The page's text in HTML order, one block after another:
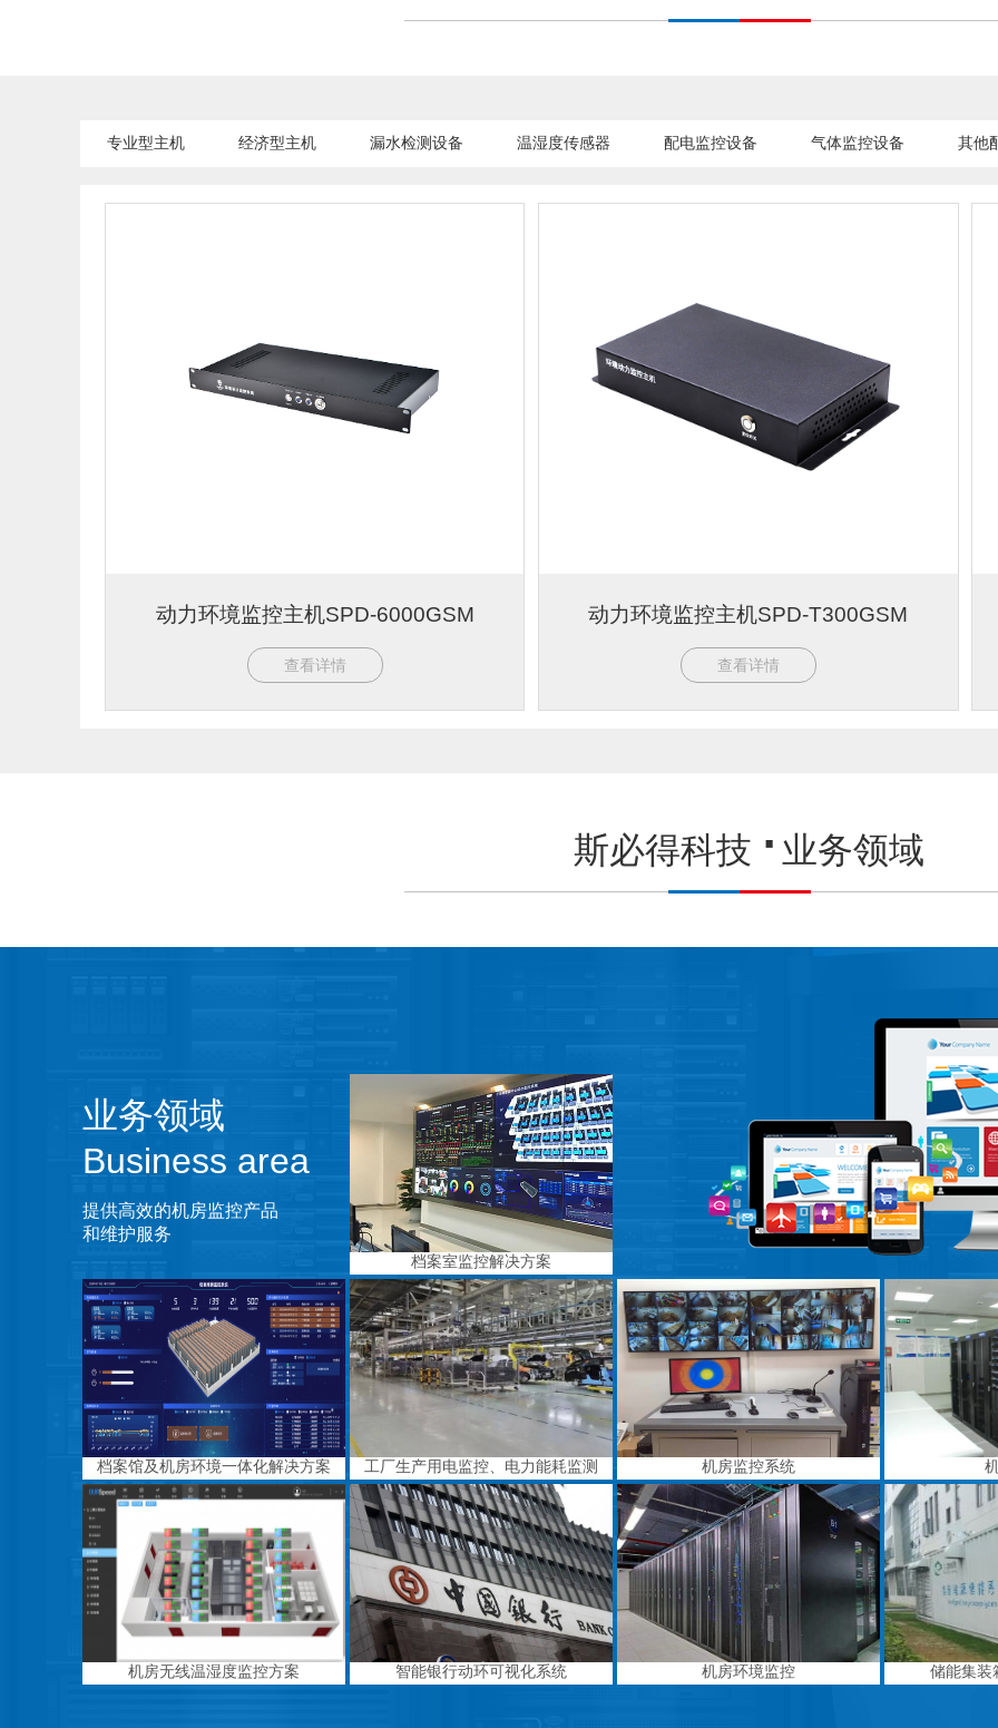
专业型主机 经济型主机 漏水检测设备 温湿度传感器 配电监控设备 气体监控设备 其他
动力环境监控主机SPD-6000GSM
查看详情
动力环境监控主机SPD-T300GSM
查看详情
斯必得科技 业务领域
业务领域
Business area
提供高效的机房监控产品
和维护服务
档案室监控解决方案
档案馆及机房环境一体化解决方案 工厂生产用电监控、电力能耗监测 机房监控系统
机房无线温湿度监控方案 智能银行动环可视化系统 机房环境监控 储能集装